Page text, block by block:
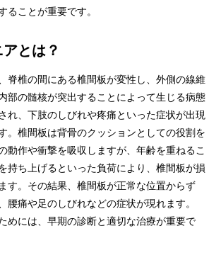
ることが重要です。
とは？
脊椎の間にある椎間板が変性し、外側の線維
部の髄核が突出することによって生じる病態
れ、下肢のしびれや疼痛といった症状が出現
。椎間板は背骨のクッションとしての役割を
動作や衝撃を吸収しますが、年齢を重ねるこ
持ち上げるといった負荷により、椎間板が損
す。その結果、椎間板が正常な位置からず
腰痛や足のしびれなどの症状が現れます。
めには、早期の診断と適切な治療が重要で